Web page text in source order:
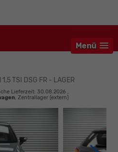
Menü
TSI DSG FR - LAGER
Lieferzeit: 30.08.2026 ,
, Zentrallager (extern)